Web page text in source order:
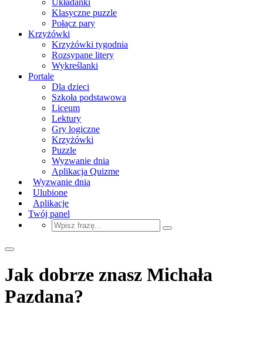
Klasyczne puzzle
Połącz pary
Krzyżówki
Krzyżówki tygodnia
Rozsypane litery
Wykreślanki
Portale
Dla dzieci
Szkoła podstawowa
Liceum
Lektury
Gry logiczne
Krzyżówki
Puzzle
Wyzwanie dnia
Aplikacja Quizme
Wyzwanie dnia
Ulubione
Aplikacje
Twój panel
Jak dobrze znasz Michała
Pazdana?